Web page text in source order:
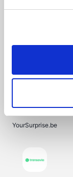
SupraBazar
YourSurprise.be